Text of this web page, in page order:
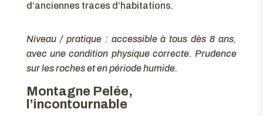
d’anciennes traces d’habitations.
Niveau / pratique : accessible à tous dès 8 ans,
avec une condition physique correcte. Prudence
sur les roches et en période humide.
Montagne Pelée,
l’incontournable